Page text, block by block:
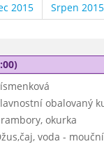
2015 Srpen 2015
obalovaný
okurka
voda -